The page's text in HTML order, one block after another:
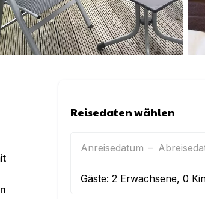
Reisedaten wählen
Anreisedatum –
Gäste:2 Erwachsene,0